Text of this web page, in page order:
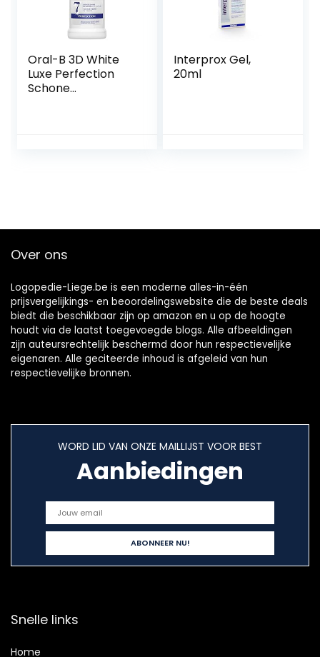
Oral-B 3D White
Luxe Perfection
Schone
Interprox Gel,
20ml
Over ons
Logopedie-Liege.be is een moderne alles-in-één
prijsvergelijkings- en beoordelingswebsite die de beste deals
biedt die beschikbaar zijn op amazon en u op de hoogte
houdt via de laatst toegevoegde blogs. Alle afbeeldingen
zijn auteursrechtelijk beschermd door hun respectievelijke
eigenaren. Alle geciteerde inhoud is afgeleid van hun
respectievelijke bronnen.
WORD LID VAN ONZE MAILLIJST VOOR BEST
Aanbiedingen
Snelle links
Home